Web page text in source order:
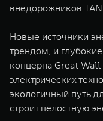
внедорожников
Новые источники
трендом, и
концерна Great
электрических
экологичный путь
строит целостную